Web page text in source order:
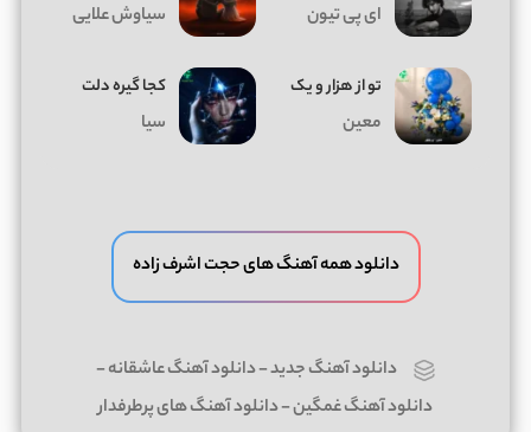
ای پی تیون سیاوش علایی
تو از هزار و یک
معین
کجا گیره دلت
سیا
دانلود همه آهنگ های حجت اشرف زاده
دانلود آهنگ جدید-دانلود آهنگ عاشقانه-
دانلود آهنگ غمگین-دانلود آهنگ های پرطرفدار